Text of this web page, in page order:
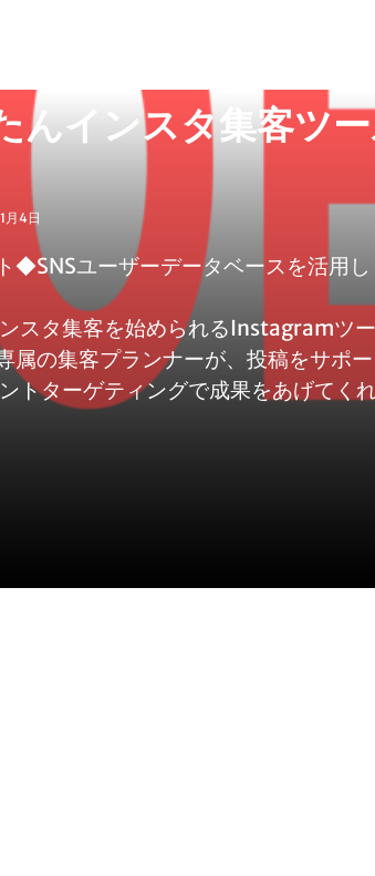
んインスタ集客ツ
月4日
◆SNSユーザーデータベースを活用
スタ集客を始められるInstagramツー
属の集客プランナーが、投稿をサポー
トターゲティングで成果をあげてく